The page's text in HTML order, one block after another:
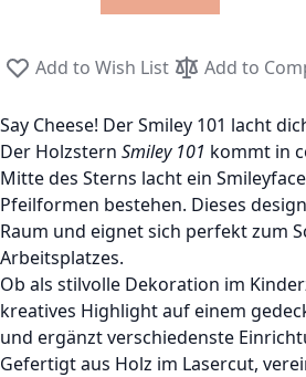
Add to Wish List Add to
Say Cheese! Der Smiley 101 lacht
Der Holzstern Smiley 101 kommt in
Mitte des Sterns lacht ein
Pfeilformen bestehen. Dieses
Raum und eignet sich perfekt zum
Arbeitsplatzes.
Ob als stilvolle Dekoration im
kreatives Highlight auf einem
und ergänzt verschiedenste
Gefertigt aus Holz im Lasercut,